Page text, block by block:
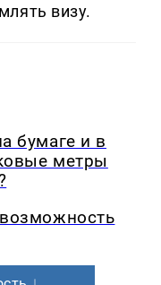
визу.
бумаге и в
метры